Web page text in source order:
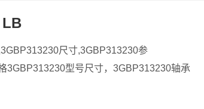
LB
尺寸,3GBP313230参
3GBP313230型号尺寸，3GBP313230轴承